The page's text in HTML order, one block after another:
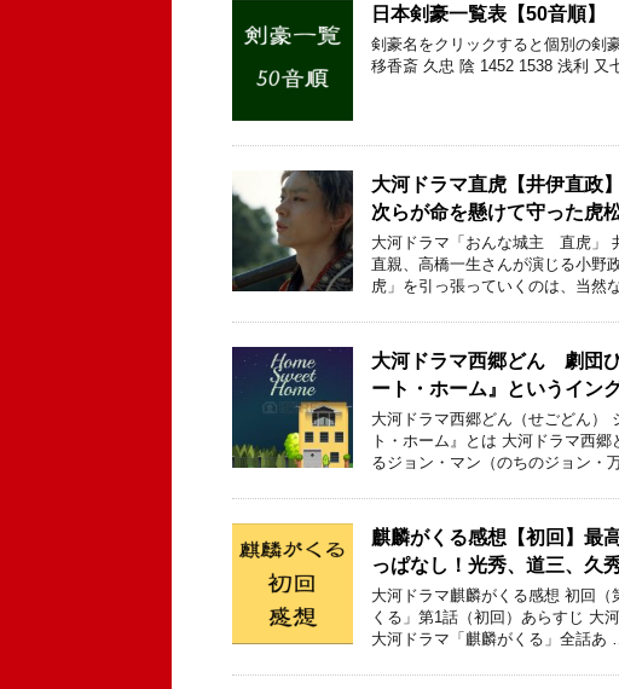
日本剣豪一覧表【50音順】
剣豪名をクリックすると個別の
移香斎 久忠 陰 1452 1538 浅利
大河ドラマ直虎【井伊直政
次らが命を懸けて守った虎
大河ドラマ「おんな城主 直虎」
直親、高橋一生さんが演じる小
虎」を引っ張っていくのは、当然
大河ドラマ西郷どん 劇団
ート・ホーム』というイン
大河ドラマ西郷どん（せごどん）
ト・ホーム』とは 大河ドラマ西
るジョン・マン（のちのジョン・
麒麟がくる感想【初回】最
っぱなし！光秀、道三、久
大河ドラマ麒麟がくる感想 初回
くる」第1話（初回）あらすじ 大
大河ドラマ「麒麟がくる」全話あ